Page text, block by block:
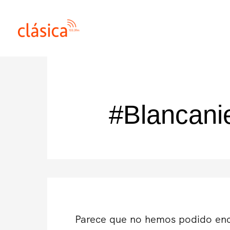
contenido
Parece que no hemos podido